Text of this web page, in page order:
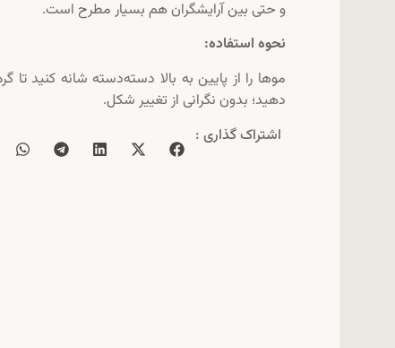
و حتی بین آرایشگران هم بسیار مطرح است.
نحوه استفاده:
موها را از پایین به بالا دسته‌دسته شانه کنید
دهید؛ بدون نگرانی از تغییر شکل.
اشتراک گذاری :